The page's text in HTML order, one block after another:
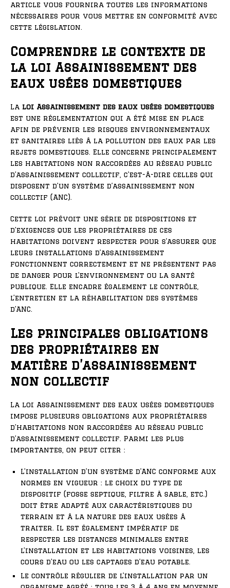
article vous fournira toutes les informations
nécessaires pour vous mettre en conformité avec
cette législation.
Comprendre le contexte de
la loi Assainissement des
eaux usées domestiques
La loi Assainissement des eaux usées domestiques
est une réglementation qui a été mise en place
afin de prévenir les risques environnementaux
et sanitaires liés à la pollution des eaux par les
rejets domestiques. Elle concerne principalement
les habitations non raccordées au réseau public
d’assainissement collectif, c’est-à-dire celles qui
disposent d’un système d’assainissement non
collectif (ANC).
Cette loi prévoit une série de dispositions et
d’exigences que les propriétaires de ces
habitations doivent respecter pour s’assurer que
leurs installations d’assainissement
fonctionnent correctement et ne présentent pas
de danger pour l’environnement ou la santé
publique. Elle encadre également le contrôle,
l’entretien et la réhabilitation des systèmes
d’ANC.
Les principales obligations
des propriétaires en
matière d’assainissement
non collectif
La loi Assainissement des eaux usées domestiques
impose plusieurs obligations aux propriétaires
d’habitations non raccordées au réseau public
d’assainissement collectif. Parmi les plus
importantes, on peut citer :
L’installation d’un système d’ANC conforme aux
normes en vigueur : le choix du type de
dispositif (fosse septique, filtre à sable, etc.)
doit être adapté aux caractéristiques du
terrain et à la nature des eaux usées à
traiter. Il est également impératif de
respecter les distances minimales entre
l’installation et les habitations voisines, les
cours d’eau ou les captages d’eau potable.
Le contrôle régulier de l’installation par un